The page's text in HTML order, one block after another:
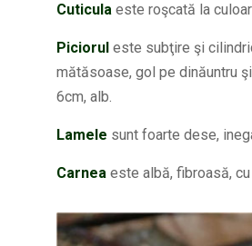
Cuticula este roşcată la
Piciorul este subţire şi
mătăsoase, gol pe dinăuntru
6cm, alb.
Lamele sunt foarte dese,
Carnea este albă, fibroasă,